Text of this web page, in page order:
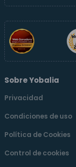
Sobre Yobalia
Privacidad
Condiciones de uso
Política de Cookies
Control de cookies